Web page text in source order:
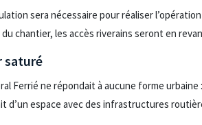
sera nécessaire pour réaliser
chantier, les accès riverains seront en
saturé
Ferrié ne répondait à aucune forme
d’un espace avec des infrastructures